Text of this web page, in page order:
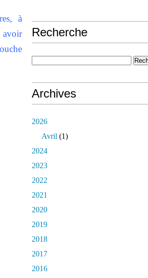
à
Recherche
Archives
2026
Avril (1)
2024
2023
2022
2021
2020
2019
2018
2017
2016